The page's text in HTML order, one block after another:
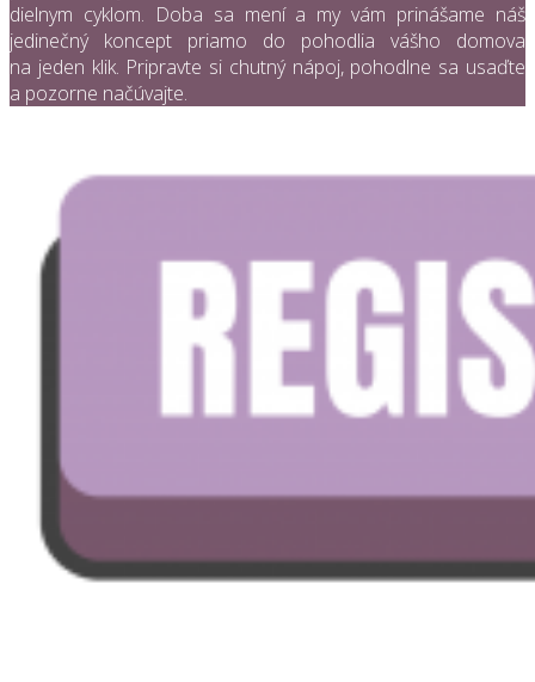
dielnym cyklom. Doba sa mení a my vám prinášame náš
jedinečný koncept priamo do pohodlia vášho domova
na jeden klik. Pripravte si chutný nápoj, pohodlne sa usaďte
a pozorne načúvajte.